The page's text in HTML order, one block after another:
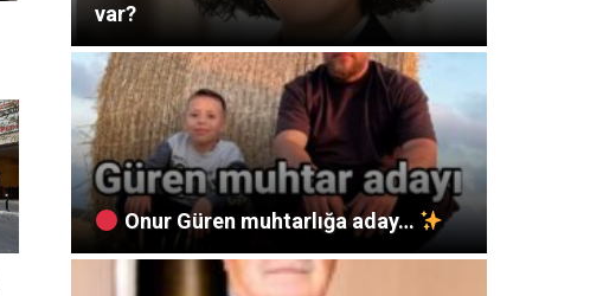
var?
Onur Güren muhtarlığa aday…